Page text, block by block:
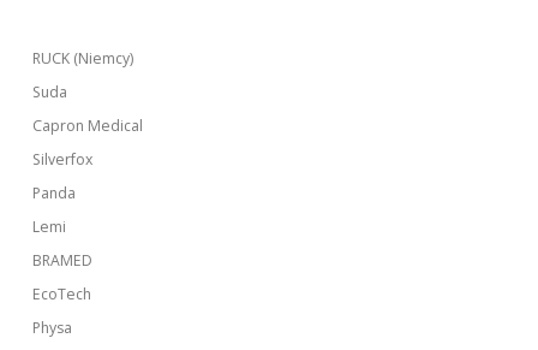
RUCK (Niemcy)
Suda
Capron Medical
Silverfox
Panda
Lemi
BRAMED
EcoTech
Physa